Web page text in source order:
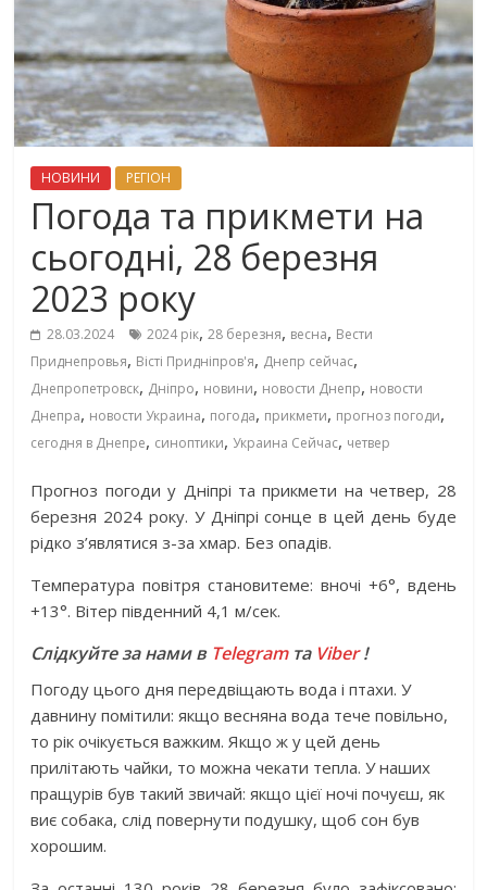
НОВИНИ РЕГІОН
Погода та прикмети на
сьогодні, 28 березня
2023 року
28.03.2024 2024 рік,28 березня, весна, Вести
Приднепровья, Вісті Придніпров'я, Днепр сейчас,
Днепропетровск, Дніпро, новини, новости Днепр, новости
Днепра, новости Украина, погода, прикмети, прогноз погоди,
сегодня в Днепре, синоптики, Украина Сейчас, четвер
Прогноз погоди у Дніпрі та прикмети на четвер, 28
березня 2024 року. У Дніпрі сонце в цей день буде
рідко з’являтися з-за хмар. Без опадів.
Температура повітря становитеме: вночі +6°, вдень
+13°. Вітер південний 4,1 м/сек.
Слідкуйте за нами в Telegramта Viber!
Погоду цього дня передвіщають вода і птахи. У
давнину помітили: якщо весняна вода тече повільно,
то рік очікується важким. Якщо ж у цей день
прилітають чайки, то можна чекати тепла. У наших
пращурів був такий звичай: якщо цієї ночі почуєш, як
виє собака, слід повернути подушку, щоб сон був
хорошим.